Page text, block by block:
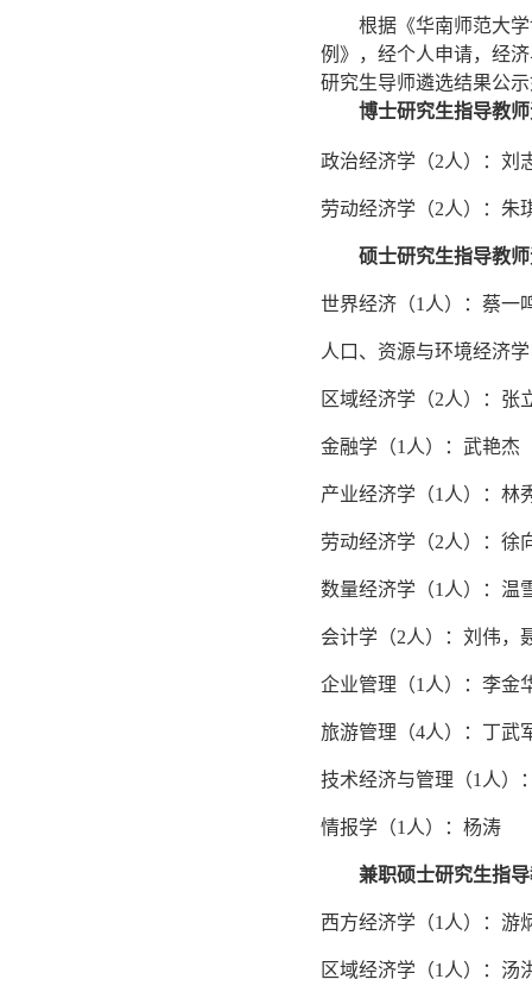
根据《华南师范大
例》，经个人申请，经
研究生导师遴选结果公
博士研究生指导教
政治经济学（2人）：刘
劳动经济学（2人）：朱
硕士研究生指导教
世界经济（1人）：蔡一
人口、资源与环境经济
区域经济学（2人）：张
金融学（1人）：武艳杰
产业经济学（1人）：林
劳动经济学（2人）：徐
数量经济学（1人）：温
会计学（2人）：刘伟，
企业管理（1人）：李金
旅游管理（4人）：丁武
技术经济与管理（1人）
情报学（1人）：杨涛
兼职硕士研究生指
西方经济学（1人）：游
区域经济学（1人）：汤